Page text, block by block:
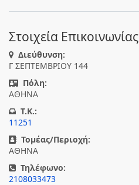
Στοιχεία Επικοινωνίας
Διεύθυνση:
Γ ΣΕΠΤΕΜΒΡΙΟΥ 144
Πόλη:
ΑΘΗΝΑ
T.K.:
11251
Τομέας/Περιοχή:
ΑΘΗΝΑ
Τηλέφωνο:
2108033473